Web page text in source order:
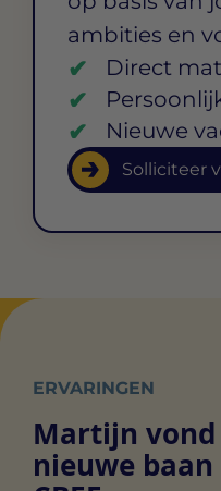
ambities en
Direct
Nieuwe
Solliciteer
ERVARINGEN
Martijn vond
nieuwe